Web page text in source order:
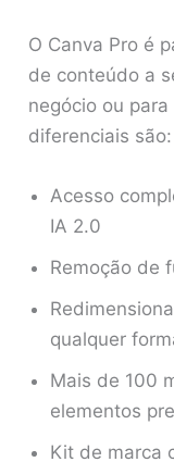
O Canva Pro é
de conteúdo a
negócio ou
diferenciais são:
Acesso
IA 2.0
Remoção de
qualquer
Mais de 100
elementos
Kit de marca